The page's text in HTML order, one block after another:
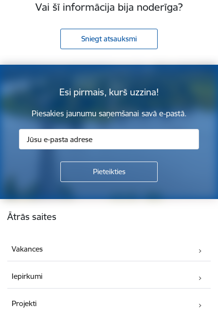
Vai šī informācija bija noderīga?
Sniegt atsauksmi
Esi pirmais, kurš uzzina!
Piesakies jaunumu saņemšanai savā e-pastā.
Kājene
Ātrās saites
Vakances
Iepirkumi
Projekti